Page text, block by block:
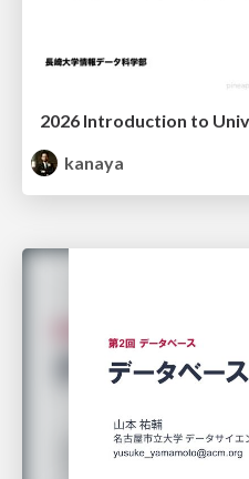
2026 Introduction to
kanaya